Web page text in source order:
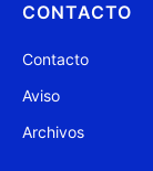
CONTACTO
Contacto
Aviso
Archivos